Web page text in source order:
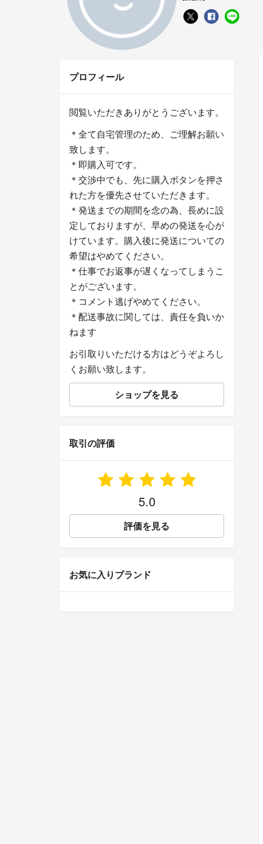
プロフィール
閲覧いただきありがとうございます。
＊全て自宅管理のため、ご理解お願い
致します。
＊即購入可です。
＊交渉中でも、先に購入ボタンを押さ
れた方を優先させていただきます。
＊発送までの期間を念の為、長めに設
定しておりますが、早めの発送を心が
けています。購入後に発送についての
希望はやめてください。
＊仕事でお返事が遅くなってしまうこ
とがございます。
＊コメント逃げやめてください。
＊配送事故に関しては、責任を負いか
ねます
お引取りいただける方はどうぞよろし
くお願い致します。
ショップを見る
取引の評価
5.0
評価を見る
お気に入りブランド